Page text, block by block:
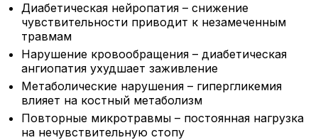
Диабетическая нейропатия – снижение
чувствительности приводит к незамеченным
травмам
Нарушение кровообращения – диабетическая
ангиопатия ухудшает заживление
Метаболические нарушения – гипергликемия
влияет на костный метаболизм
Повторные микротравмы – постоянная нагрузка
на нечувствительную стопу